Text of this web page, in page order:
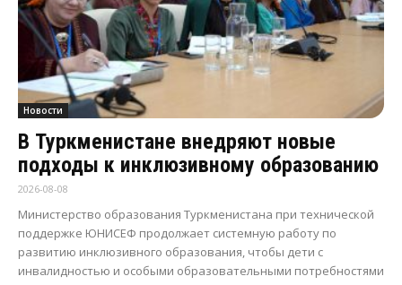
Новости
В Туркменистане внедряют новые
подходы к инклюзивному образованию
2026-08-08
Министерство образования Туркменистана при технической
поддержке ЮНИСЕФ продолжает системную работу по
развитию инклюзивного образования, чтобы дети с
инвалидностью и особыми образовательными потребностями